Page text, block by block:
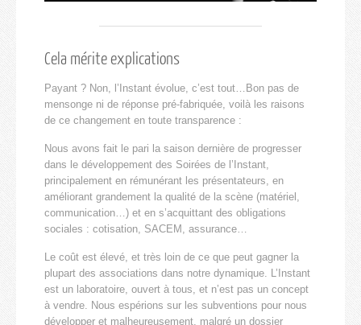
Cela mérite explications
Payant ? Non, l’Instant évolue, c’est tout…Bon pas de
mensonge ni de réponse pré-fabriquée, voilà les raisons
de ce changement en toute transparence :
Nous avons fait le pari la saison dernière de progresser
dans le développement des Soirées de l’Instant,
principalement en rémunérant les présentateurs, en
améliorant grandement la qualité de la scène (matériel,
communication…) et en s’acquittant des obligations
sociales : cotisation, SACEM, assurance…
Le coût est élevé, et très loin de ce que peut gagner la
plupart des associations dans notre dynamique. L’Instant
est un laboratoire, ouvert à tous, et n’est pas un concept
à vendre. Nous espérions sur les subventions pour nous
développer et malheureusement, malgré un dossier